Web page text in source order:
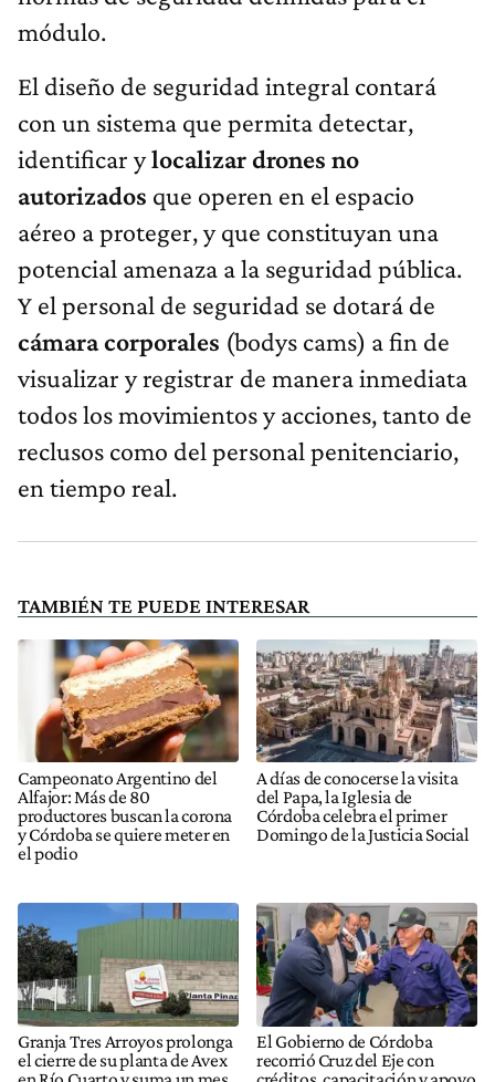
módulo.
El diseño de seguridad integral contará
con un sistema que permita detectar,
identificar ylocalizar drones no
autorizados que operen en el espacio
aéreo a proteger, y que constituyan una
potencial amenaza a la seguridad pública.
Y el personal de seguridad se dotará de
cámara corporales (bodys cams) a fin de
visualizar y registrar de manera inmediata
todos los movimientos y acciones, tanto de
reclusos como del personal penitenciario,
en tiempo real.
TAMBIÉN TE PUEDE INTERESAR
Campeonato Argentino del
Alfajor: Más de 80
productores buscan la corona
y Córdoba se quiere meter en
el podio
A días de conocerse la visita
del Papa, la Iglesia de
Córdoba celebra el primer
Domingo de la Justicia Social
Granja Tres Arroyos prolonga
el cierre de su planta de Avex
El Gobierno de Córdoba
recorrió Cruz del Eje con